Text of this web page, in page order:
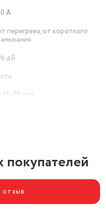
А
перегрева, от короткого
дБ
- 10 атм.
отзыв